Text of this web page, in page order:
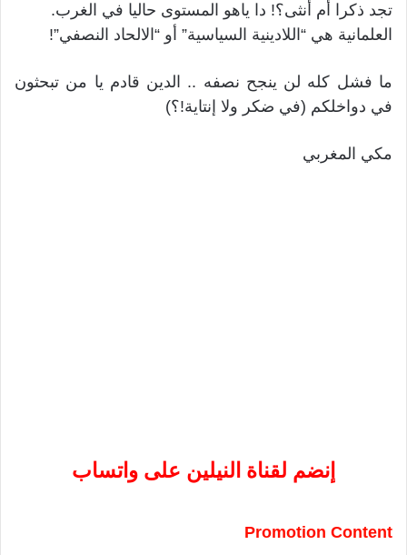
تجد ذكرا أم أنثى؟! دا ياهو المستوى حاليا في الغرب.
العلمانية هي “اللادينية السياسية” أو “الالحاد النصفي”!
ما فشل كله لن ينجح نصفه .. الدين قادم يا من تبحثون
في دواخلكم (في ضكر ولا إنتاية!؟)
مكي المغربي
إنضم لقناة النيلين على واتساب
Promotion Content